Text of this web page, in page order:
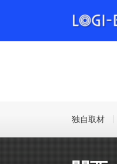
独自取材